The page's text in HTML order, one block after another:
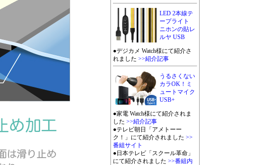
LED 2本線テ
ープライト
ニホンの貼レ
ルヤ USB
●デジカメ Watch様にて紹介さ
れました >>紹介記事
うるさくない
カラOK！ミ
ュートマイク
USB+
●家電 Watch様にて紹介されま
した >>紹介記事
●テレビ朝日「アメトーー
ク！」にて紹介されました >>
番組サイト
●日本テレビ「スクール革命」
にて紹介されました >>番組内